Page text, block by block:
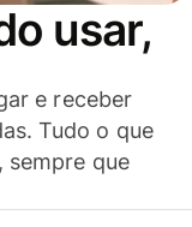
usar,
e receber
Tudo o que
sempre que